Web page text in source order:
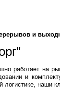
и
работает на
и
наши